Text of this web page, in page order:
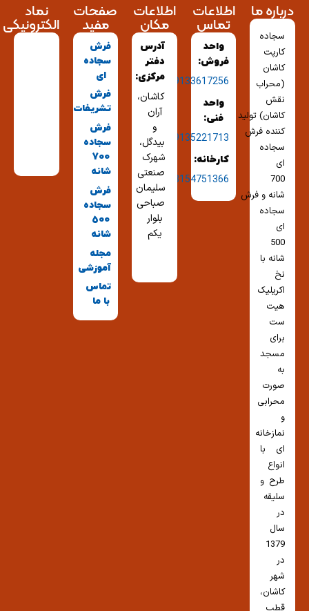
درباره ما
سجاده
کارپت
کاشان
(محراب
نقش
کاشان) تولید
کننده فرش
سجاده
ای
700
شانه و فرش
سجاده
ای
500
شانه با
نخ
اکریلیک
هیت
ست
برای
مسجد
به
صورت
محرابی
و
نمازخانه
ای با
انواع
طرح و
سلیقه
در
سال
1379
در
شهر
کاشان،
قطب
اطلاعات
تماس
واحد
فروش:
09133617256
واحد
فنی:
09135221713
کارخانه:
03154751366
اطلاعات
مکان
آدرس
دفتر
مرکزی:
کاشان،
آران
و
بیدگل،
شهرک
صنعتی
سلیمان
صباحی
بلوار
یکم
صفحات
مفید
فرش
سجاده
ای
فرش
تشریفات
فرش
سجاده
700
شانه
فرش
سجاده
500
شانه
مجله
آموزشی
تماس
با ما
نماد
الکترونیکی